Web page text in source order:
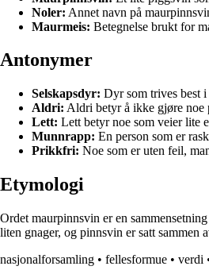
Noler: Annet navn på
Maurmeis: Betegnelse brukt for
Antonymer
Selskapsdyr: Dyr som trives best
Aldri: Aldri betyr å ikke gjøre noe
Lett: Lett betyr noe som veier lite
Munnrapp: En person som er
Prikkfri: Noe som er uten feil,
Etymologi
Ordet maurpinnsvin er en
liten gnager, og pinnsvin er satt sammen
nasjonalforsamling • fellesformue • verdi